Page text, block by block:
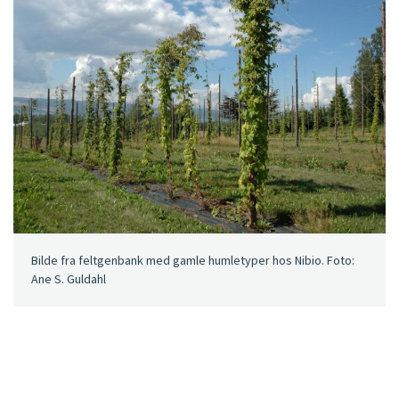
Bilde fra feltgenbank med gamle humletyper hos Nibio. Foto:
Ane S. Guldahl